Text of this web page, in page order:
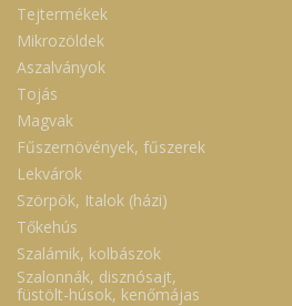
Tejtermékek
Mikrozöldek
Aszalványok
Tojás
Magvak
Fűszernövények, fűszerek
Lekvárok
Szörpök, Italok (házi)
Tőkehús
Szalámik, kolbászok
Szalonnák, disznósajt,
füstölt-húsok, kenőmájas